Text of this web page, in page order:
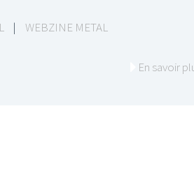
| WEBZINE METAL
En savoir
LE GROS RIFFIFI –